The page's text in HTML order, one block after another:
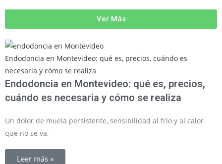
Ver Más
Endodoncia en Montevideo: qué es, precios, cuándo es
necesaria y cómo se realiza
Endodoncia en Montevideo: qué es, precios,
cuándo es necesaria y cómo se realiza
Un dolor de muela persistente, sensibilidad al frío y al calor
que no se va,
Leer más »